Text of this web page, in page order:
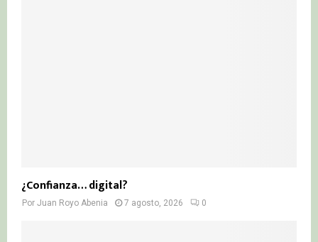
¿Confianza… digital?
Por Juan Royo Abenia 7 agosto, 2026 0